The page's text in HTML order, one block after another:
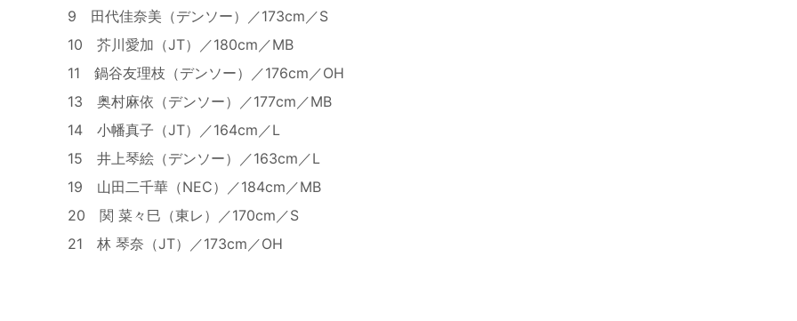
9 田代佳奈美（デンソー）／173cm／S
10 芥川愛加（JT）／180cm／MB
11 鍋谷友理枝（デンソー）／176cm／OH
13 奥村麻依（デンソー）／177cm／MB
14 小幡真子（JT）／164cm／L
15 井上琴絵（デンソー）／163cm／L
19 山田二千華（NEC）／184cm／MB
20 関 菜々巳（東レ）／170cm／S
21 林 琴奈（JT）／173cm／OH